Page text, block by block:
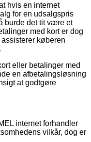
hvis en internet
for en udsalgspris
burde det tit være et
med kort er dog
køberen
eller betalinger med
en afbetalingsløsning
at godtgøre
internet forhandler
vilkår, dog er